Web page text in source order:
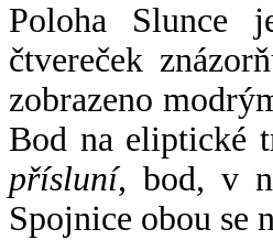
Poloha Slunce
čtvereček
zobrazeno
Bod na eliptické
přísluní, bod, v
Spojnice obou se